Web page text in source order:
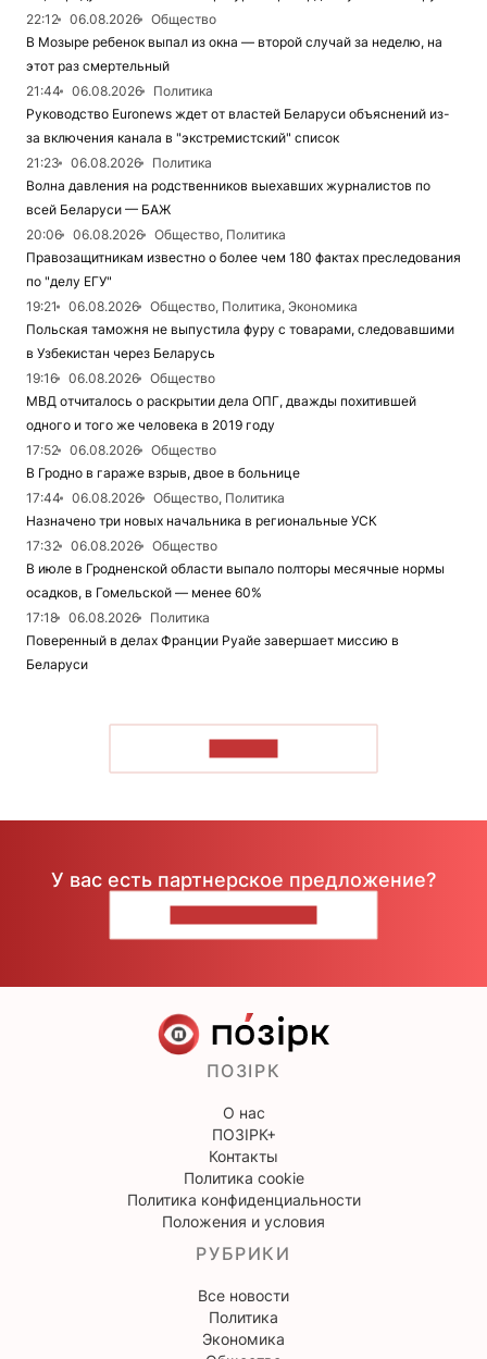
22:12
06.08.2026
Общество
В Мозыре ребенок выпал из окна — второй случай за неделю, на
этот раз смертельный
21:44
06.08.2026
Политика
Руководство Euronews ждет от властей Беларуси объяснений из-
за включения канала в "экстремистский" список
21:23
06.08.2026
Политика
Волна давления на родственников выехавших журналистов по
всей Беларуси — БАЖ
20:06
06.08.2026
Общество, Политика
Правозащитникам известно о более чем 180 фактах преследования
по "делу ЕГУ"
19:21
06.08.2026
Общество, Политика, Экономика
Польская таможня не выпустила фуру с товарами, следовавшими
в Узбекистан через Беларусь
19:16
06.08.2026
Общество
МВД отчиталось о раскрытии дела ОПГ, дважды похитившей
одного и того же человека в 2019 году
17:52
06.08.2026
Общество
В Гродно в гараже взрыв, двое в больнице
17:44
06.08.2026
Общество, Политика
Назначено три новых начальника в региональные УСК
17:32
06.08.2026
Общество
В июле в Гродненской области выпало полторы месячные нормы
осадков, в Гомельской — менее 60%
17:18
06.08.2026
Политика
Поверенный в делах Франции Руайе завершает миссию в
Беларуси
У вас есть партнерское предложение?
ПОЗІРК
О нас
ПОЗІРК+
Контакты
Политика cookie
Политика конфиденциальности
Положения и условия
РУБРИКИ
Все новости
Политика
Экономика